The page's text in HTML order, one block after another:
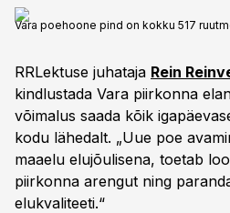
Vara poehoone pind on kokku 517
RRLektuse juhataja Rein
kindlustada Vara piirkonna
võimalus saada kõik
kodu lähedalt. „Uue poe
maaelu elujõulisena, toetab
piirkonna arengut ning
elukvaliteeti.“